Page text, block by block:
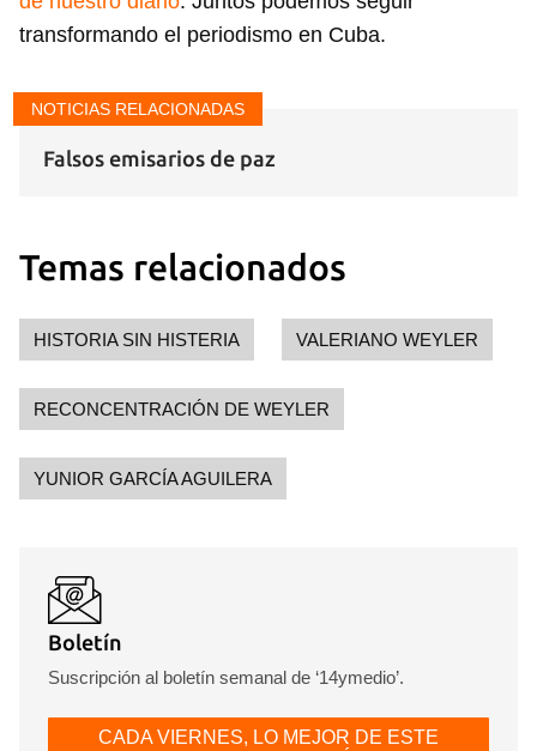
transformando el periodismo en Cuba.
NOTICIAS RELACIONADAS
Falsos emisarios de paz
Temas relacionados
HISTORIA SIN HISTERIA VALERIANO WEYLER
RECONCENTRACIÓN DE WEYLER
YUNIOR GARCÍA AGUILERA
Boletín
Suscripción al boletín semanal de ‘14ymedio’.
CADA VIERNES, LO MEJOR DE ESTE